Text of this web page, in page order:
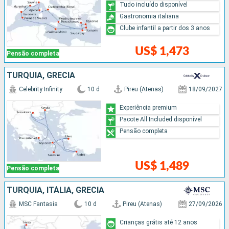
Pensão completa US$ 1,473
Tudo incluído disponível
Gastronomia italiana
Clube infantil a partir dos 3 anos
TURQUIA, GRÉCIA
Pensão completa
Celebrity Infinity 10 d Pireu (Atenas) 18/09/2027
US$ 1,489
Experiência premium
Pacote All Included disponível
Pensão completa
TURQUIA, ITÁLIA, GRÉCIA
MSC Fantasia 10 d Pireu (Atenas) 27/09/2026
Crianças grátis até 12 anos